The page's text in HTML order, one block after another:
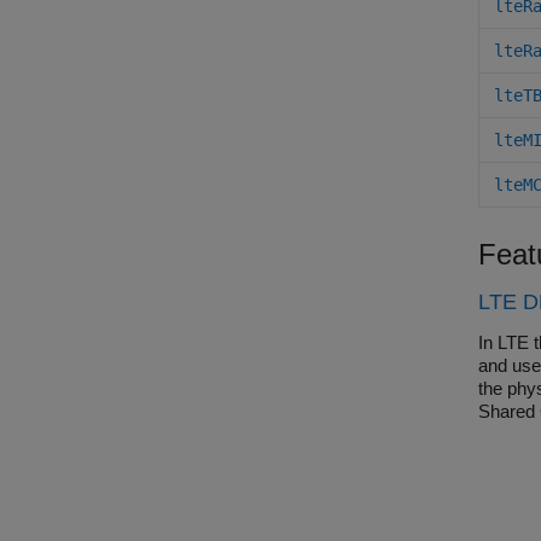
LTE
In LTE
and
the